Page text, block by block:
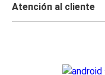
Atención al cliente